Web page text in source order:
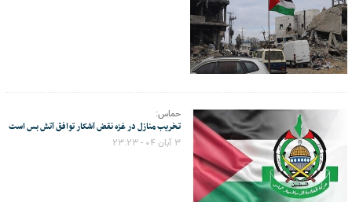
حماس:
تخریب منازل در غزه نقض آشکار توافق آتش بس است
۳ آبان ۰۴ - ۲۳:۲۳